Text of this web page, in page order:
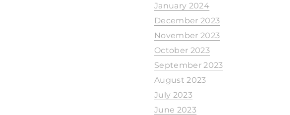
January 2024
December 2023
November 2023
October 2023
September 2023
August 2023
July 2023
June 2023